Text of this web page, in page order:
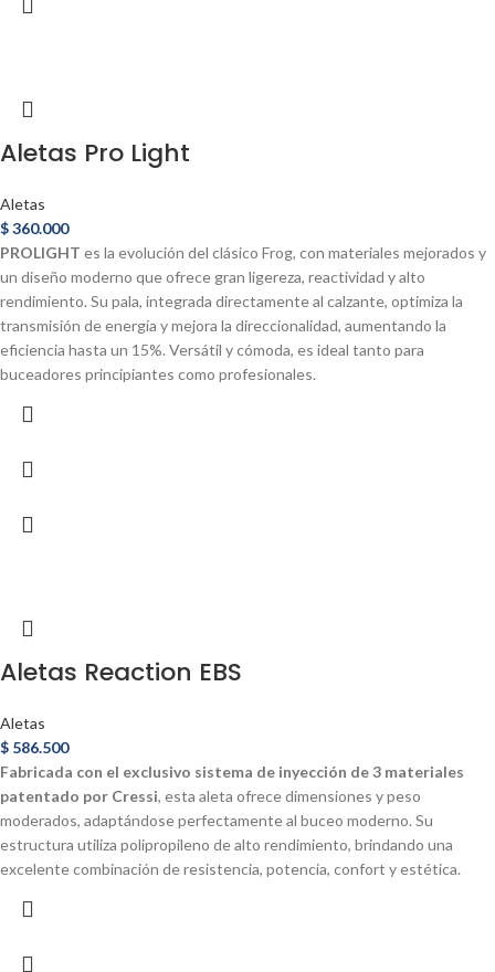
Aletas Pro Light
Aletas
$360.000
PROLIGHT es la evolución del clásico Frog, con materiales mejorados y
un diseño moderno que ofrece gran ligereza, reactividad y alto
rendimiento. Su pala, integrada directamente al calzante, optimiza la
transmisión de energía y mejora la direccionalidad, aumentando la
eficiencia hasta un 15%. Versátil y cómoda, es ideal tanto para
buceadores principiantes como profesionales.
Aletas Reaction EBS
Aletas
$ 586.500
Fabricada con el exclusivo sistema de inyección de 3 materiales
patentado por Cressi, esta aleta ofrece dimensiones y peso
moderados, adaptándose perfectamente al buceo moderno. Su
estructura utiliza polipropileno de alto rendimiento, brindando una
excelente combinación de resistencia, potencia, confort y estética.